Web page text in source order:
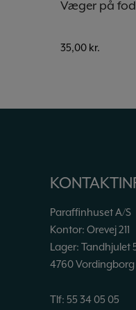
Væger på
35,00 kr.
Paraffinhuset A/S
Kontor: Orevej 211
Lager: Tandhjulet
4760 Vordingborg
Tlf: 55 34 05 05